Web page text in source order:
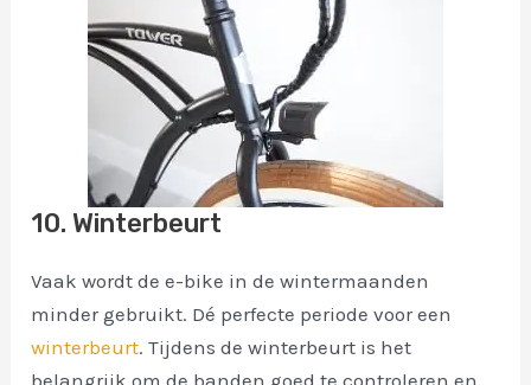
10. Winterbeurt
Vaak wordt de e-bike in de wintermaanden
minder gebruikt. Dé perfecte periode voor een
winterbeurt. Tijdens de winterbeurt is het